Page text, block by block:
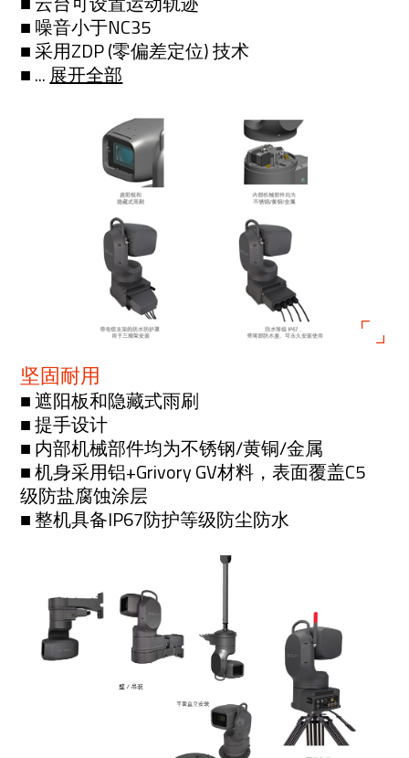
■ 噪音小于NC35
■ 采用ZDP (零偏差定位) 技术
■ ...展开全部
坚固耐用
■ 遮阳板和隐藏式雨刷
■ 提手设计
■ 内部机械部件均为不锈钢/黄铜/金属
■ 机身采用铝+Grivory GV材料，表面覆盖C5
级防盐腐蚀涂层
■ 整机具备IP67防护等级防尘防水